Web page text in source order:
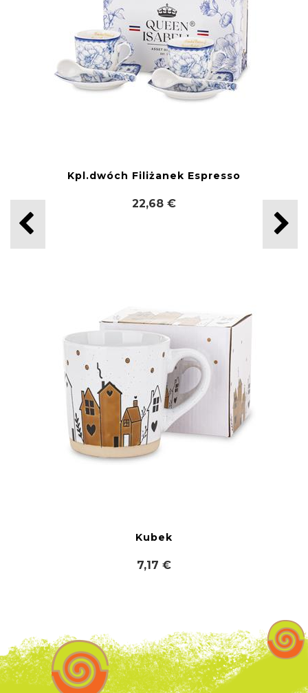
Kpl.dwóch Filiżanek Espresso
22,68 €
Kubek
7,17 €